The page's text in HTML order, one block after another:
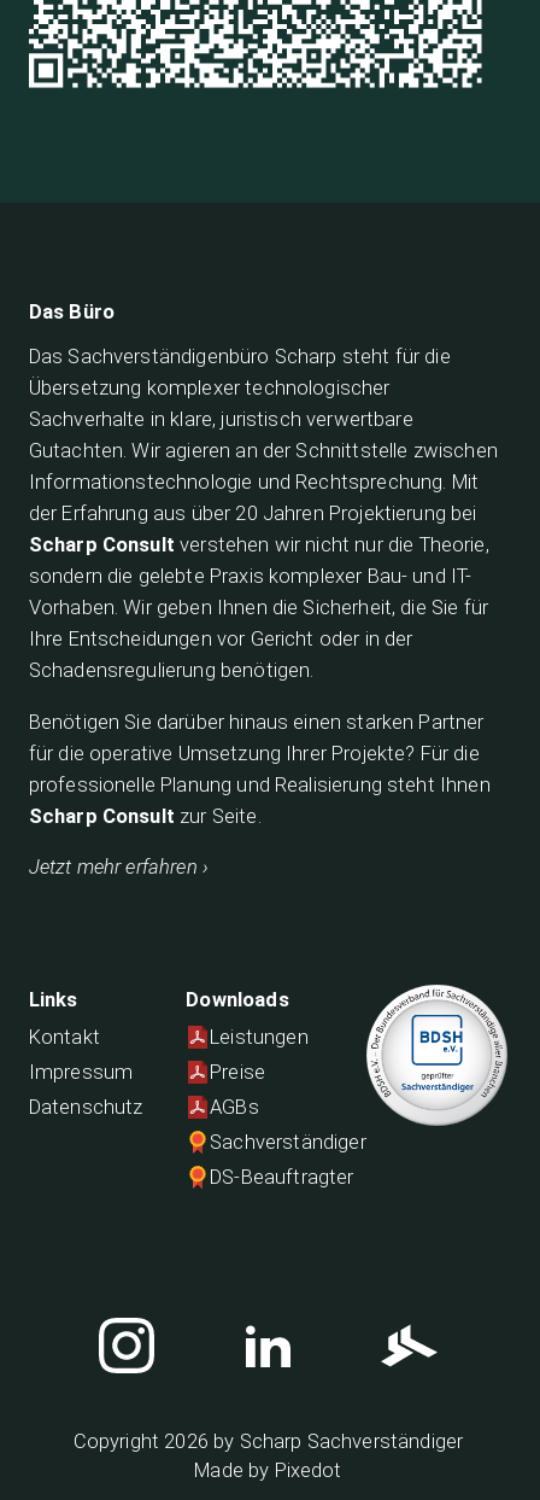
Das Büro
Das Sachverständigenbüro Scharp steht für die
Übersetzung komplexer technologischer
Sachverhalte in klare, juristisch verwertbare
Gutachten. Wir agieren an der Schnittstelle zwischen
Informationstechnologie und Rechtsprechung. Mit
der Erfahrung aus über 20 Jahren Projektierung bei
Scharp Consult verstehen wir nicht nur die Theorie,
sondern die gelebte Praxis komplexer Bau- und IT-
Vorhaben. Wir geben Ihnen die Sicherheit, die Sie für
Ihre Entscheidungen vor Gericht oder in der
Schadensregulierung benötigen.
Benötigen Sie darüber hinaus einen starken Partner
für die operative Umsetzung Ihrer Projekte? Für die
professionelle Planung und Realisierung steht Ihnen
Scharp Consult zur Seite.
Jetzt mehr erfahren ›
Links
Kontakt
Impressum
Datenschutz
Downloads
Leistungen
Preise
AGBs
Sachverständiger
DS-Beauftragter
Copyright 2026 by Scharp Sachverständiger
Made by Pixedot